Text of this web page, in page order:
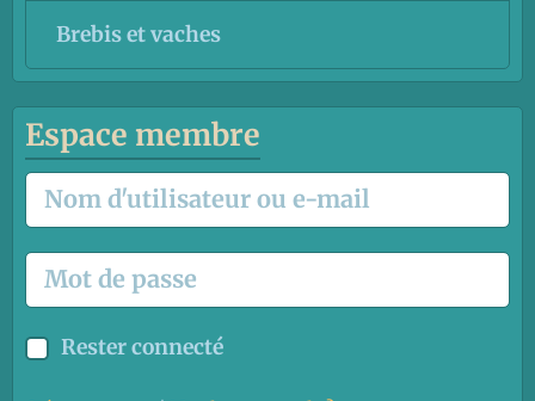
Brebis et vaches
Espace membre
Rester connecté